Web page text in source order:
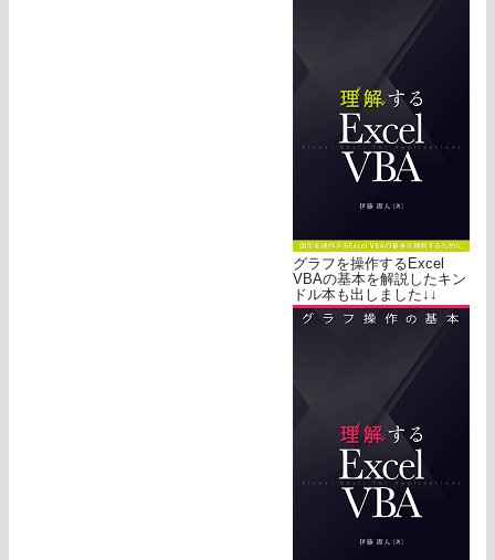
グラフを操作するExcel
VBAの基本を解説したキン
ドル本も出しました↓↓